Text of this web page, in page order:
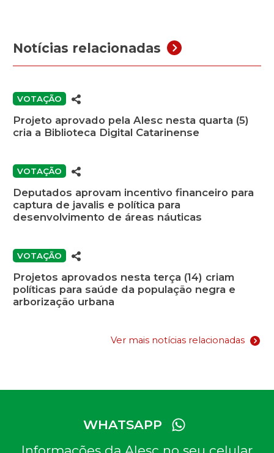
Notícias relacionadas
VOTAÇÃO
Projeto aprovado pela Alesc nesta quarta (5)
cria a Biblioteca Digital Catarinense
VOTAÇÃO
Deputados aprovam incentivo financeiro para
captura de javalis e política para
desenvolvimento de áreas náuticas
VOTAÇÃO
Projetos aprovados nesta terça (14) criam
políticas para saúde da população negra e
arborização urbana
Ver mais notícias relacionadas
WHATSAPP